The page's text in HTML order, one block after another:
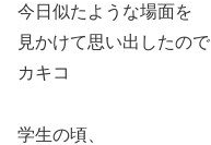
今日似たような場面を
見かけて思い出したので
カキコ
学生の頃、